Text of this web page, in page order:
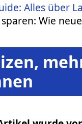
Alles über
Wie